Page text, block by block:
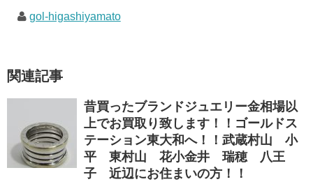
gol-higashiyamato
関連記事
昔買ったブランドジュエリー金相場以
上でお買取り致します！！ゴールドス
テーション東大和へ！！武蔵村山 小
平 東村山 花小金井 瑞穂 八王
子 近辺にお住まいの方！！